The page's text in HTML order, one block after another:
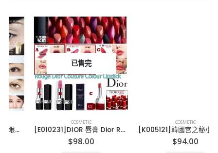
[E010231]DIOR 唇膏 Dior Rouge
98.00
[K005121]韓國宮之秘小童防曬粉
94.00